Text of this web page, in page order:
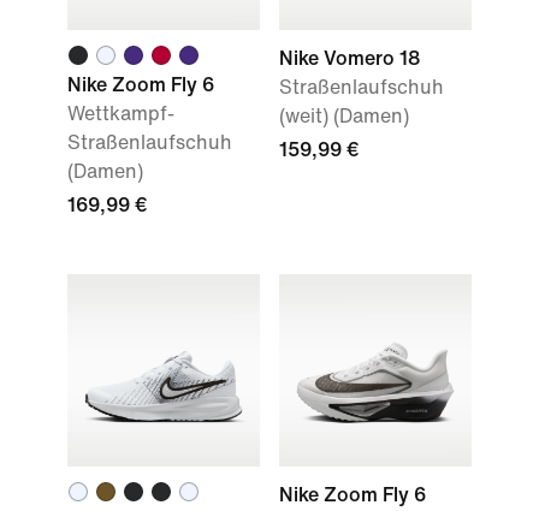
Nike Zoom Fly 6
Wettkampf-
Straßenlaufschuh
(Damen)
169,99 €
Nike Vomero 18
Straßenlaufschuh
(weit) (Damen)
159,99 €
Nike Zoom Fly 6